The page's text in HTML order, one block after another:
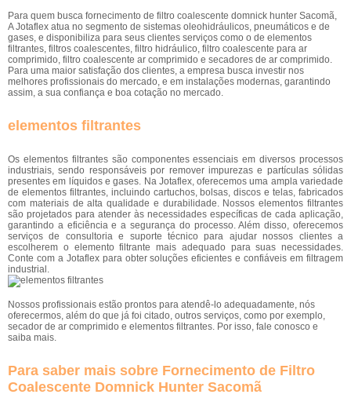
Para quem busca fornecimento de filtro coalescente domnick hunter Sacomã,
A Jotaflex atua no segmento de sistemas oleohidráulicos, pneumáticos e de
gases, e disponibiliza para seus clientes serviços como o de elementos
filtrantes, filtros coalescentes, filtro hidráulico, filtro coalescente para ar
comprimido, filtro coalescente ar comprimido e secadores de ar comprimido.
Para uma maior satisfação dos clientes, a empresa busca investir nos
melhores profissionais do mercado, e em instalações modernas, garantindo
assim, a sua confiança e boa cotação no mercado.
elementos filtrantes
Os elementos filtrantes são componentes essenciais em diversos processos
industriais, sendo responsáveis por remover impurezas e partículas sólidas
presentes em líquidos e gases. Na Jotaflex, oferecemos uma ampla variedade
de elementos filtrantes, incluindo cartuchos, bolsas, discos e telas, fabricados
com materiais de alta qualidade e durabilidade. Nossos elementos filtrantes
são projetados para atender às necessidades específicas de cada aplicação,
garantindo a eficiência e a segurança do processo. Além disso, oferecemos
serviços de consultoria e suporte técnico para ajudar nossos clientes a
escolherem o elemento filtrante mais adequado para suas necessidades.
Conte com a Jotaflex para obter soluções eficientes e confiáveis em filtragem
industrial.
Nossos profissionais estão prontos para atendê-lo adequadamente, nós
oferecermos, além do que já foi citado, outros serviços, como por exemplo,
secador de ar comprimido e elementos filtrantes. Por isso, fale conosco e
saiba mais.
Para saber mais sobre Fornecimento de Filtro
Coalescente Domnick Hunter Sacomã